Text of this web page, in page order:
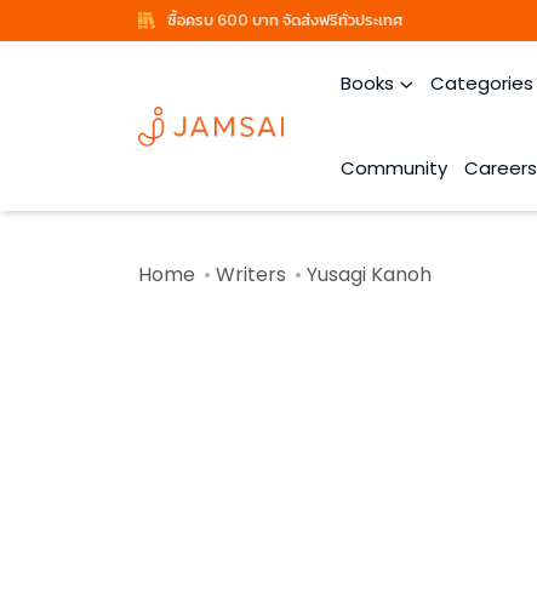
ซื้อครบ 600 บาท จัดส่งฟรีทั่วประเทศ
Books Categories
Community Careers
Home Writers Yusagi Kanoh